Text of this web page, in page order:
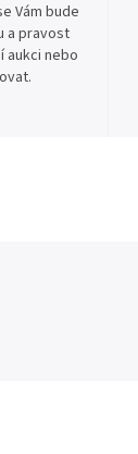
Vám bude
a pravost
aukci nebo